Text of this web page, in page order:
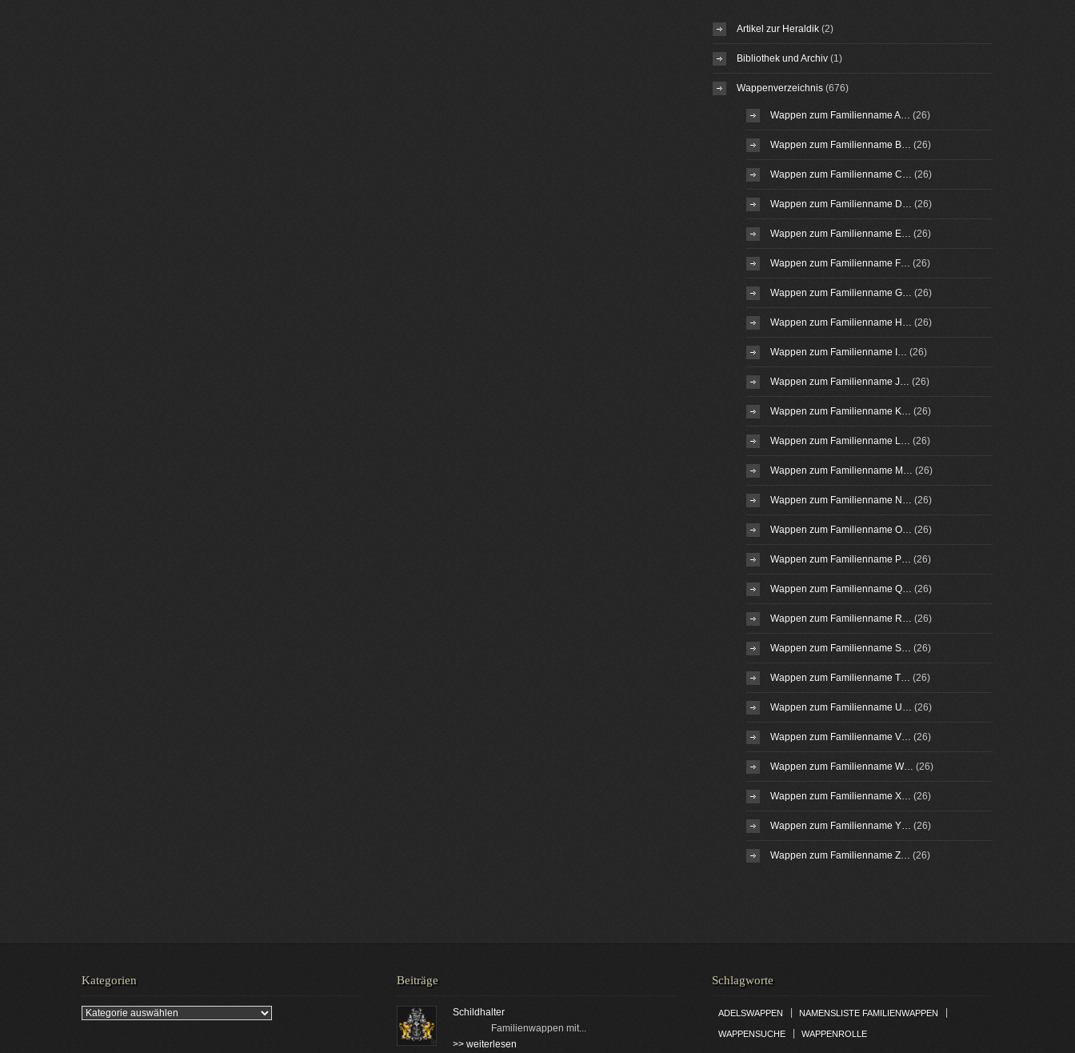
Artikel zur Heraldik(2)
Bibliothek und Archiv(1)
Wappenverzeichnis(676)
Wappen zum Familienname A… (26)
Wappen zum Familienname B… (26)
Wappen zum Familienname C… (26)
Wappen zum Familienname D… (26)
Wappen zum Familienname E… (26)
Wappen zum Familienname F… (26)
Wappen zum Familienname G… (26)
Wappen zum Familienname H… (26)
Wappen zum Familienname I… (26)
Wappen zum Familienname J… (26)
Wappen zum Familienname K… (26)
Wappen zum Familienname L… (26)
Wappen zum Familienname M… (26)
Wappen zum Familienname N… (26)
Wappen zum Familienname O… (26)
Wappen zum Familienname P… (26)
Wappen zum Familienname Q… (26)
Wappen zum Familienname R… (26)
Wappen zum Familienname S… (26)
Wappen zum Familienname T… (26)
Wappen zum Familienname U… (26)
Wappen zum Familienname V… (26)
Wappen zum Familienname W… (26)
Wappen zum Familienname X… (26)
Wappen zum Familienname Y… (26)
Wappen zum Familienname Z… (26)
Kategorien
Kategorien
Beiträge
Schildhalter
Familienwappen mit...
>> weiterlesen
Schlagworte
ADELSWAPPEN NAMENSLISTE FAMILIENWAPPEN
WAPPENSUCHE WAPPENROLLE